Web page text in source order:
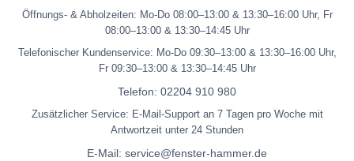
Öffnungs- & Abholzeiten: Mo-Do 08:00–13:00 & 13:30–16:00 Uhr, Fr
08:00–13:00 & 13:30–14:45 Uhr
Telefonischer Kundenservice: Mo-Do 09:30–13:00 & 13:30–16:00 Uhr,
Fr 09:30–13:00 & 13:30–14:45 Uhr
Telefon: 02204 910 980
Zusätzlicher Service: E-Mail-Support an 7 Tagen pro Woche mit
Antwortzeit unter 24 Stunden
E-Mail: service@fenster-hammer.de